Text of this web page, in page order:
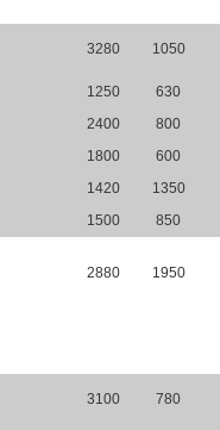
3280 1050
1250
630
2400
800
1800
600
1420
1350
1500
850
2880 1950
3100 780